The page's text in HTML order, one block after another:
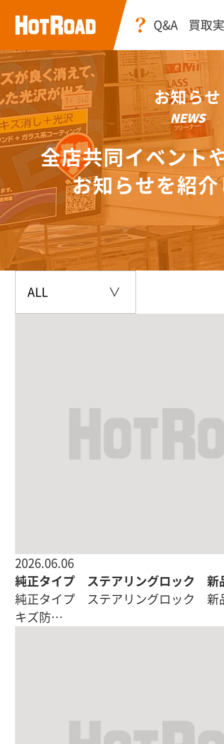
Q&A 買取
お知らせ
NEWS
全店共同イベント
お知らせを紹
2026.06.06
純正タイプ ステアリングロック 新
純正タイプ ステアリングロック 新
キズ防…